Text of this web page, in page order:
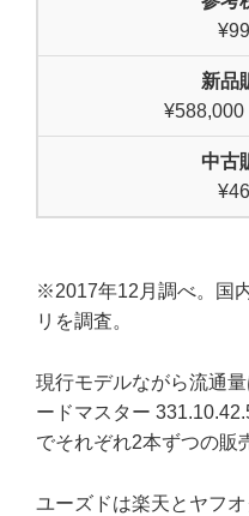
新品
¥588,000
中古
※2017年12月調べ。国
リを調査。
現行モデルながら流通
ードマスター
でそれぞれ2本ずつの販
ユーズドは楽天とヤフ